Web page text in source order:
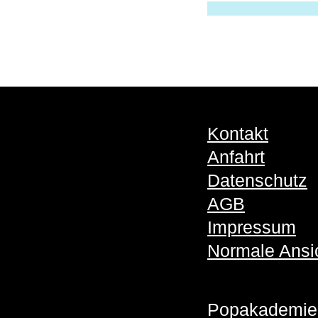
Kontakt
Anfahrt
Datenschutz
AGB
Impressum
Normale
Popakademie